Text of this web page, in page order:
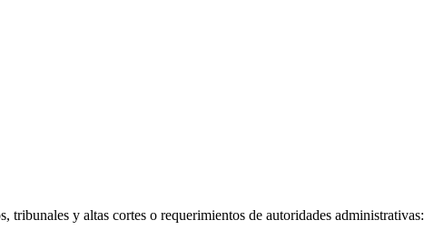
tribunales y altas cortes o requerimientos de autoridades administrativas: